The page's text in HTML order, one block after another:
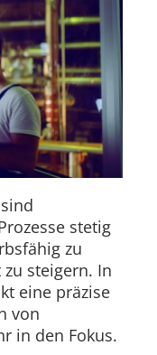
stetig
zu
steigern. In
eine präzise
von
in den Fokus.